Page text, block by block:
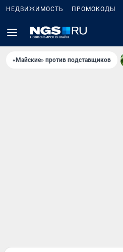
НЕДВИЖИМОСТЬ ПРОМОКОДЫ
«Майские» против подставщиков